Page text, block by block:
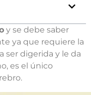
y se debe saber
ya que requiere la
ser digerida y le da
es el único